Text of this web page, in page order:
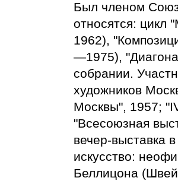
Был членом
относятся: цикл
1962),
—1975),
собрании.
художников
Москвы", 1957;
"Всесоюзная
вечер-выставка
искусство:
Беллицона